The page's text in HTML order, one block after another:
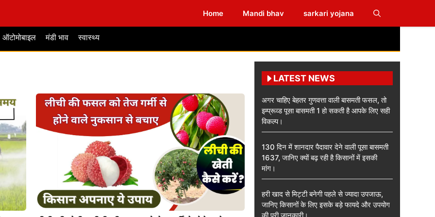
Home Mandi bhav sarkari yojana
ऑटोमोबाइल मंडी भाव स्वास्थ्य
LATEST NEWS
अगर चाहिए बेहतर गुणवत्ता वाली बासमती फसल, तो
इम्प्रूव्ड पूसा बासमती 1 हो सकती है आपके लिए सही
विकल्प।
130 दिन में शानदार पैदावार देने वाली पूसा बासमती
1637, जानिए क्यों बढ़ रही है किसानों में इसकी
मांग।
हरी खाद से मिट्टी बनेगी पहले से ज्यादा उपजाऊ,
जानिए किसानों के लिए इसके बड़े फायदे और उपयोग